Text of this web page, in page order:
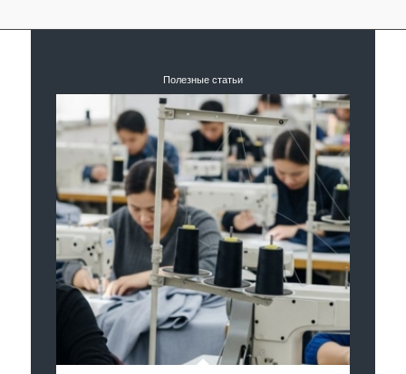
Полезные статьи